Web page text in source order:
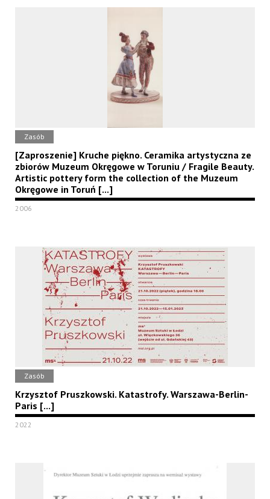
Zasób
[Zaproszenie] Kruche piękno. Ceramika artystyczna ze
zbiorów Muzeum Okręgowe w Toruniu / Fragile Beauty.
Artistic pottery form the collection of the Muzeum
Okręgowe in Toruń [...]
2006
Zasób
Krzysztof Pruszkowski. Katastrofy. Warszawa-Berlin-
Paris [...]
2022